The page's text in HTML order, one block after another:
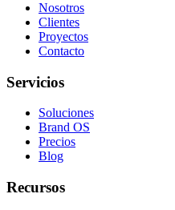
Nosotros
Clientes
Proyectos
Contacto
Servicios
Soluciones
Brand OS
Precios
Blog
Recursos